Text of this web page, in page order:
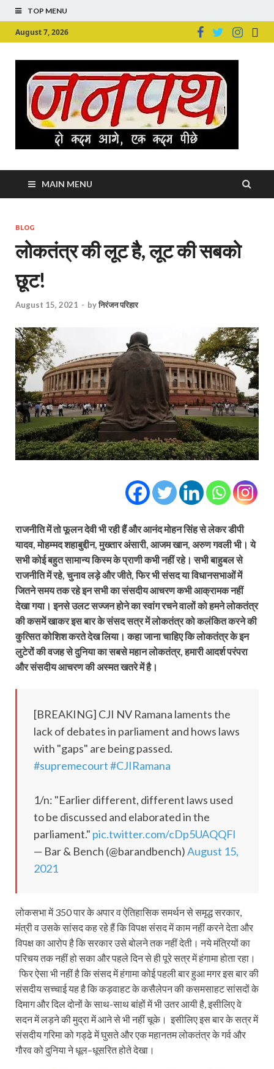
TOP MENU
August 7, 2026
MAIN MENU
BLOG
लोकतंत्र की लूट है, लूट की सबको
छूट!
August 15, 2021 - byनिरंजन परिहार
राजनीति में तो फूलन देवी भी रही हैं और आनंद मोहन सिंह से लेकर डीपी
यादव, मोहम्मद शहाबुद्दीन, मुख्तार अंसारी, आजम खान, अरुण गवली भी। ये
सभी कोई बहुत सामान्य किस्म के प्राणी कभी नहीं रहे। सभी बाहुबल से
राजनीति में रहे, चुनाव लड़े और जीते, फिर भी संसद या विधानसभाओं में
जितने समय तक रहे इन सभी का संसदीय आचरण कभी आक्रामक नहीं
देखा गया। इनसे उलट सज्जन होने का स्वांग रचने वालों को हमने लोकतंत्र
की कसमें खाकर इस बार के संसद सत्र में लोकतंत्र को कलंकित करने की
कुत्सित कोशिश करते देख लिया। कहा जाना चाहिए कि लोकतंत्र के इन
लुटेरों की वजह से दुनिया का सबसे महान लोकतंत्र, हमारी आदर्श परंपरा
और संसदीय आचरण की अस्मत खतरे में है।
[BREAKING] CJI NV Ramana laments the
lack of debates in parliament and hows laws
with "gaps" are being passed.
#supremecourt#CJIRamana
1/n: "Earlier different, different laws used
to be discussed and elaborated in the
parliament." pic.twitter.com/cDp5UAQQFl
— Bar & Bench (@barandbench)August 15,
2021
लोकसभा में 350 पार के अपार व ऐतिहासिक समर्थन से समृद्ध सरकार,
मंत्री व उसके सांसद कह रहे हैं कि विपक्ष संसद में काम नहीं करने देता और
विपक्ष का आरोप है कि सरकार उसे बोलने तक नहीं देती। नये मंत्रियों का
परिचय तक नहीं हो सका और पहले दिन से ही पूरे सत्र में हंगामा होता रहा।
फिर ऐसा भी नहीं है कि संसद में हंगामा कोई पहली बार हुआ मगर इस बार की
संसदीय सच्चाई यह है कि कड़वाहट के कसैलेपन की कसमसाहट सांसदों के
दिमाग और दिल दोनों के साथ-साथ बांहों में भी उतर आयी है, इसीलिए वे
सदन में लड़ने की मुद्रा में आने से भी नहीं चूके। इसीलिए इस बार के सत्र में
संसदीय गरिमा को गड्ढे में घुसते और एक महानतम लोकतंत्र के गर्व और
गौरव को दुनिया ने धूल–धूसरित होते देखा।